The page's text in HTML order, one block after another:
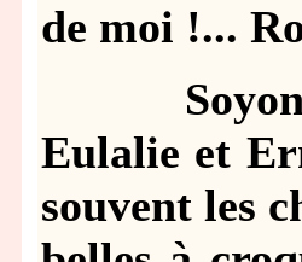
de moi !...
Soyons
Eulalie et
souvent les